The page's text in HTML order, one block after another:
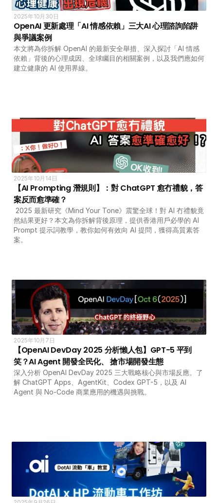
2025年10月30日
OpenAI 更新處理「AI 情感依賴」三大AI 心理諮詢陷阱
與爭議案例
本文將為你拆解 OpenAI 的最新安全舉措、深入探討「AI 情感
依賴」背後的心理成因、全球矚目的相關案例，以及我們應如何
建立健康的 AI 使用界線。
2025年10月14日
【AI Prompting 潛規則】：對 ChatGPT 愈冇禮貌，答
案反而愈準確？
然結果更好？本文為你拆解背後原理，提供香港用戶必學的 AI
Prompt 提示詞教學，教你如何有效向 AI 提問，獲得高質素答
案。
2025年10月7日
【OpenAI DevDay 2025 分析懶人包】GPT-5 平到
笑？AI Agent 開發全民化、 搶市場開發生態
深入分析 OpenAI DevDay 2025 三大戰略核心與市場反應。了
解 ChatGPT Apps、AgentKit、Codex GPT-5，以及 AI
Agent 與 No-Code 商業應用的機遇與挑戰。